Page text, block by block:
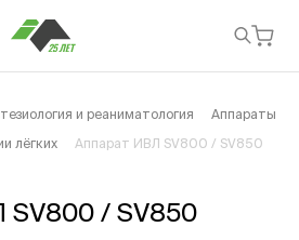
и реаниматология Аппараты
лёгких Аппарат ИВЛ SV800 / SV850
/ SV850